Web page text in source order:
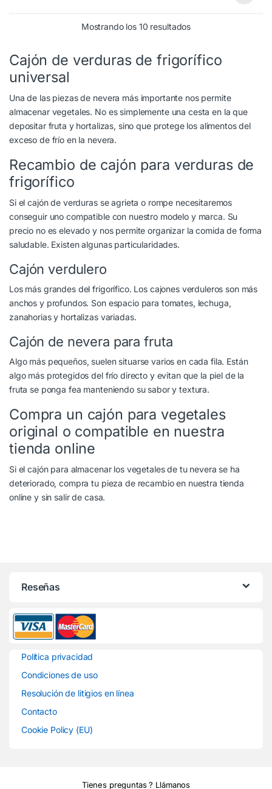
Mostrando los 10 resultadosOrdenado por
Cajón de verduras de frigorífico
universal
Una de las piezas de nevera más importante nos permite
almacenar vegetales. No es simplemente una cesta en la que
depositar fruta y hortalizas, sino que protege los alimentos del
exceso de frío en la nevera.
Recambio de cajón para verduras de
frigorífico
Si el cajón de verduras se agrieta o rompe necesitaremos
conseguir uno compatible con nuestro modelo y marca. Su
precio no es elevado y nos permite organizar la comida de forma
saludable. Existen algunas particularidades.
Cajón verdulero
Los más grandes del frigorífico. Los cajones verduleros son más
anchos y profundos. Son espacio para tomates, lechuga,
zanahorias y hortalizas variadas.
Cajón de nevera para fruta
Algo más pequeños, suelen situarse varios en cada fila. Están
algo más protegidos del frío directo y evitan que la piel de la
fruta se ponga fea manteniendo su sabor y textura.
Compra un cajón para vegetales
original o compatible en nuestra
tienda online
Si el cajón para almacenar los vegetales de tu nevera se ha
deteriorado, compra tu pieza de recambio en nuestra tienda
online y sin salir de casa.
Reseñas
Política privacidad
Condiciones de uso
Resolución de litigios en línea
Contacto
Cookie Policy (EU)
Tienes preguntas ? Llámanos